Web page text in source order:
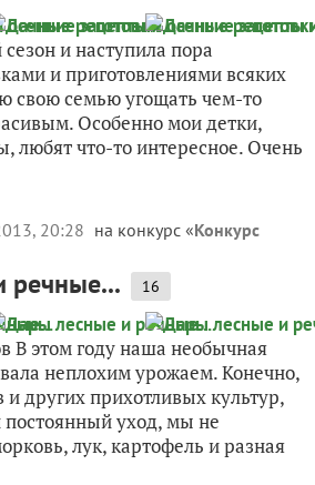
и наступила пора
и приготовлениями всяких
свою семью угощать чем-то
Особенно мои детки,
любят что-то интересное. Очень
20:28 на конкурс «Конкурс
речные... 16
В этом году наша необычная
неплохим урожаем. Конечно,
других прихотливых культур,
уход, мы не
лук, картофель и разная